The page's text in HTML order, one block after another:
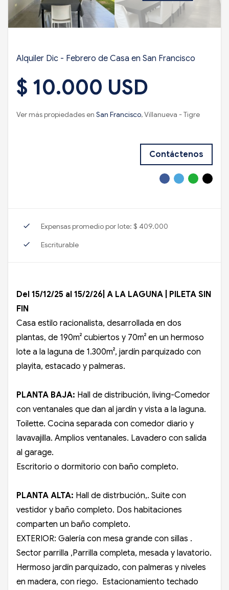
Alquiler Dic - Febrero de Casa en San Francisco
$ 10.000 USD
Ver más propiedades en San Francisco, Villanueva - Tigre
Contáctenos
check Expensas promedio por lote: $ 409.000
check Escriturable
Del 15/12/25 al 15/2/26| A LA LAGUNA | PILETA SIN
FIN
Casa estilo racionalista, desarrollada en dos
plantas, de 190m² cubiertos y 70m² en un hermoso
lote a la laguna de 1.300m², jardín parquizado con
playita, estacado y palmeras.
PLANTA BAJA: Hall de distribución, living-Comedor
con ventanales que dan al jardín y vista a la laguna.
Toilette. Cocina separada con comedor diario y
lavavajilla. Amplios ventanales. Lavadero con salida
al garage.
Escritorio o dormitorio con baño completo.
PLANTA ALTA: Hall de distrbución,. Suite con
vestidor y baño completo. Dos habitaciones
comparten un baño completo.
EXTERIOR: Galería con mesa grande con sillas .
Sector parrilla ,Parrilla completa, mesada y lavatorio.
Hermoso jardín parquizado, con palmeras y niveles
en madera, con riego. Estacionamiento techado